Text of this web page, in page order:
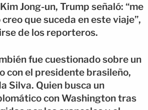
Jong-un, Trump señaló: “me
que suceda en este viaje”,
de los reporteros.
fue cuestionado sobre un
con el presidente brasileño,
Silva. Quien busca un
con Washington tras